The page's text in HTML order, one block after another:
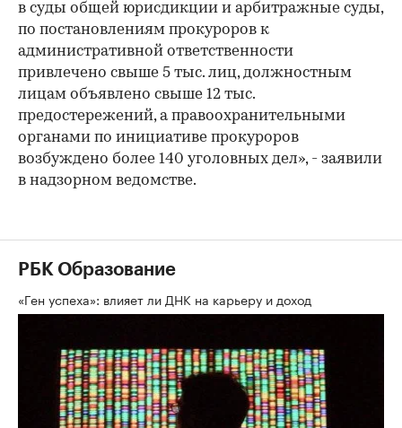
в суды общей юрисдикции и арбитражные суды,
по постановлениям прокуроров к
административной ответственности
привлечено свыше 5 тыс. лиц, должностным
лицам объявлено свыше 12 тыс.
предостережений, а правоохранительными
органами по инициативе прокуроров
возбуждено более 140 уголовных дел», - заявили
в надзорном ведомстве.
РБК Образование
«Ген успеха»: влияет ли ДНК на карьеру и доход